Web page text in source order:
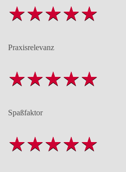
Praxisrelevanz
Spaßfaktor